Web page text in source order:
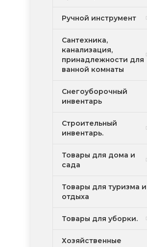
Ручной инструмент
Сантехника,
канализация,
принадлежности для
ванной комнаты
Снегоуборочный
инвентарь
Строительный
инвентарь.
Товары для дома и
сада
Товары для туризма и
отдыха
Товары для уборки.
Хозяйственные